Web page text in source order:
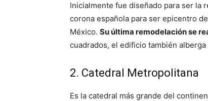
Inicialmente fue diseñado para ser la
corona española para ser epicentro
México. Su última remodelación se
cuadrados, el edificio también
2. Catedral Metropolitana
Es la catedral más grande del